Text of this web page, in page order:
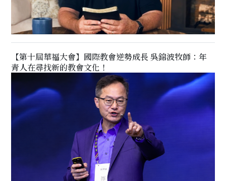
【第十屆華福大會】國際教會逆勢成長 吳錦波牧師：年
青人在尋找新的教會文化！